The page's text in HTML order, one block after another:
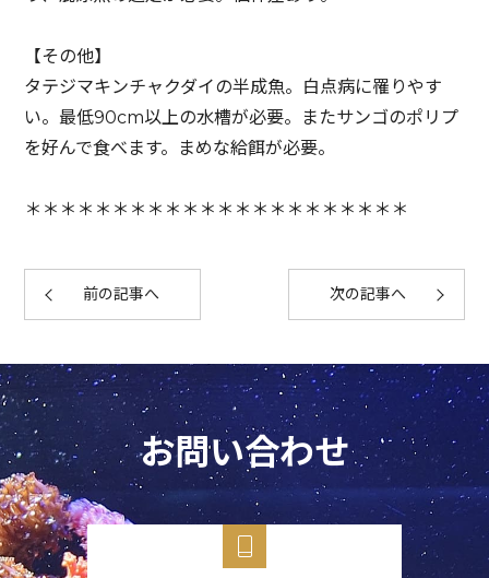
【その他】
タテジマキンチャクダイの半成魚。白点病に罹りやす
い。最低90cm以上の水槽が必要。またサンゴのポリプ
を好んで食べます。まめな給餌が必要。
＊＊＊＊＊＊＊＊＊＊＊＊＊＊＊＊＊＊＊＊＊＊
前の記事へ 次の記事へ
お問い合わせ